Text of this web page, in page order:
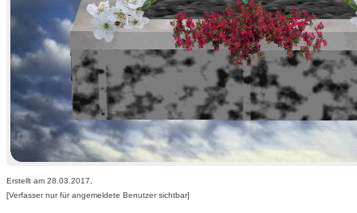
Erstellt am 28.03.2017,
[Verfasser nur für angemeldete Benutzer sichtbar]